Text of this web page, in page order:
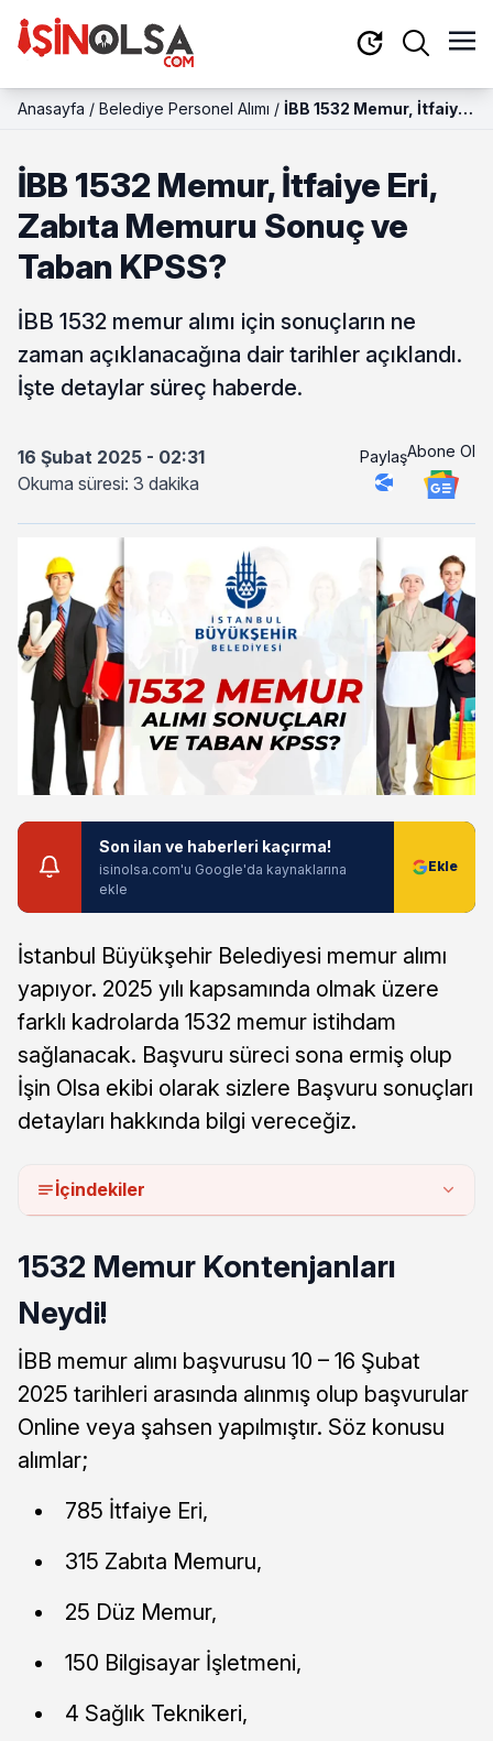
Anasayfa / Belediye Personel Alımı / İBB 1532 Memur, İtfaiye
İBB 1532 Memur, İtfaiye Eri,
Zabıta Memuru Sonuç ve
Taban KPSS?
İBB 1532 memur alımı için sonuçların ne
zaman açıklanacağına dair tarihler açıklandı.
İşte detaylar süreç haberde.
16 Şubat 2025 - 02:31
Okuma süresi: 3 dakika
PaylaşAbone Ol
Son ilan ve haberleri kaçırma!
isinolsa.com'u Google'da kaynaklarına
ekle
İstanbul Büyükşehir Belediyesi memur alımı
yapıyor. 2025 yılı kapsamında olmak üzere
farklı kadrolarda 1532 memur istihdam
sağlanacak. Başvuru süreci sona ermiş olup
İşin Olsa ekibi olarak sizlere Başvuru sonuçları
detayları hakkında bilgi vereceğiz.
İçindekiler
1532 Memur Kontenjanları
Neydi!
İBB memur alımı başvurusu 10 – 16 Şubat
2025 tarihleri arasında alınmış olup başvurular
Online veya şahsen yapılmıştır. Söz konusu
alımlar;
785 İtfaiye Eri,
315 Zabıta Memuru,
25 Düz Memur,
150 Bilgisayar İşletmeni,
4 Sağlık Teknikeri,